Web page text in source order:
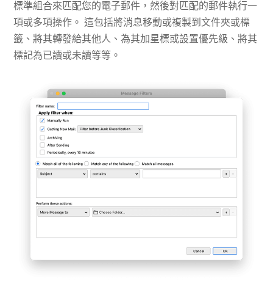
標準組合來匹配您的電子郵件，然後對匹配的郵件執行一
項或多項操作。 這包括將消息移動或複製到文件夾或標
籤、將其轉發給其他人、為其加星標或設置優先級、將其
標記為已讀或未讀等等。